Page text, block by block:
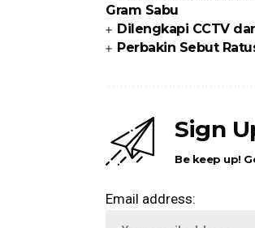
Gram Sabu
Dilengkapi CCTV
Perbakin Sebut
Sign
Be keep up!
Email address: